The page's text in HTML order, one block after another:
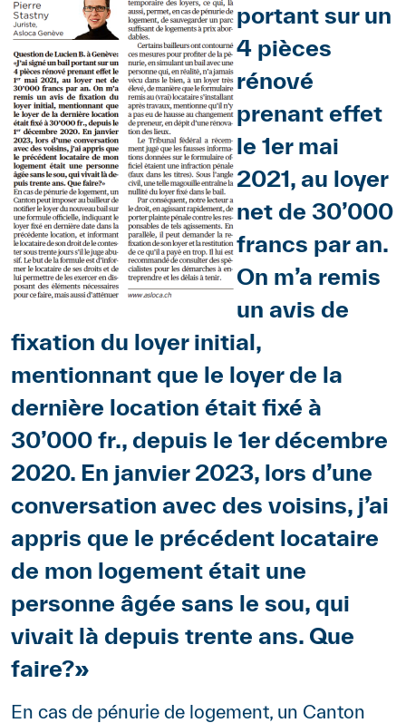
portant sur un
4 pièces
rénové
prenant effet
le 1er mai
2021, au loyer
net de 30’000
francs par an.
On m’a remis
un avis de
fixation du loyer initial,
mentionnant que le loyer de la
dernière location était fixé à
30’000 fr., depuis le 1er décembre
2020. En janvier 2023, lors d’une
conversation avec des voisins, j’ai
appris que le précédent locataire
de mon logement était une
personne âgée sans le sou, qui
vivait là depuis trente ans. Que
faire?»
En cas de pénurie de logement, un Canton